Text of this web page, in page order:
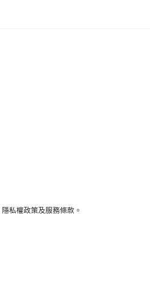
隱私權政策及服務條款 。